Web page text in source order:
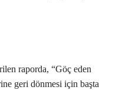
raporda, “Göç eden
geri dönmesi için başta